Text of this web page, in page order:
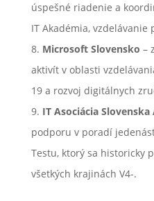
úspešné riadenie a
IT Akadémia, vzdelávanie
Microsoft Slovensko –
aktivít v oblasti
19 a rozvoj digitálnych
IT Asociácia
podporu v poradí
Testu, ktorý sa historicky
všetkých krajinách V4-.